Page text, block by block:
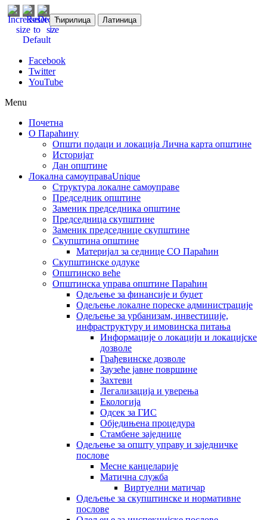
Ћирилица Латиница
Facebook
Twitter
YouTube
Menu
Почетна
О Параћину
Општи подаци и локација Лична карта општине
Историјат
Дан општине
Локална самоуправаUnique
Структура локалне самоуправе
Председник општине
Заменик председника општине
Председница скупштине
Заменик председнице скупштине
Скупштина општине
Материјал за седнице СО Параћин
Скупштинске одлуке
Општинско веће
Општинска управа општине Параћин
Одељење за финансије и буџет
Одељење локалне пореске администрације
Одељење за урбанизам, инвестиције,
инфраструктуру и имовинска питања
Информације о локацији и локацијске
дозволе
Грађевинске дозволе
Заузеће јавне површине
Захтеви
Легализација и уверења
Екологија
Одсек за ГИС
Обједињена процедура
Стамбене заједнице
Oдељење за општу управу и заједничке
послове
Месне канцеларије
Матична служба
Виртуелни матичар
Одељење за скупштинске и нормативне
послове